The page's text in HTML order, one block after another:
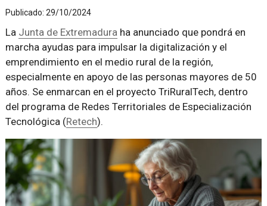
Publicado: 29/10/2024
La Junta de Extremaduraha anunciado que pondrá en
marcha ayudas para impulsar la digitalización y el
emprendimiento en el medio rural de la región,
especialmente en apoyo de las personas mayores de 50
años. Se enmarcan en el proyecto TriRuralTech, dentro
del programa de Redes Territoriales de Especialización
Tecnológica (Retech).